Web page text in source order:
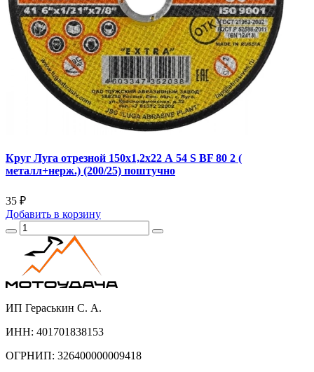
Круг Луга отрезной 150х1,2х22 А 54 S BF 80 2 (
металл+нерж.) (200/25) поштучно
35 ₽
Добавить в корзину
ИП Гераськин С. А.
ИНН: 401701838153
ОГРНИП: 326400000009418